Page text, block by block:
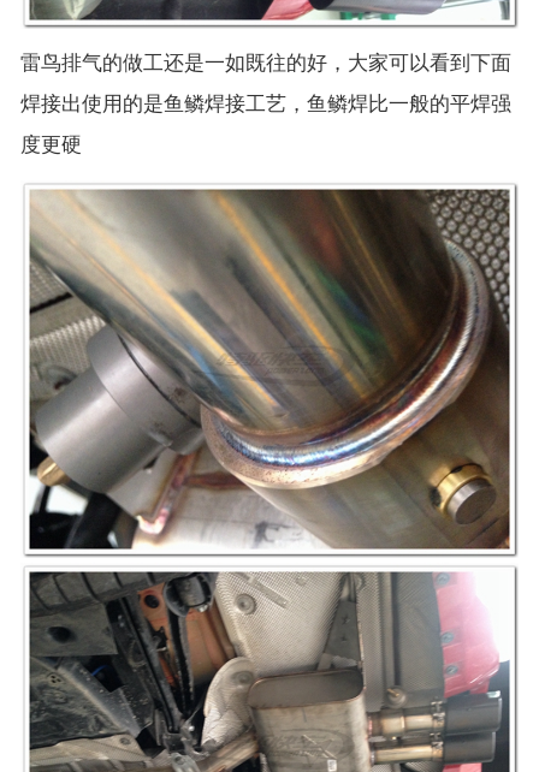
雷鸟排气的做工还是一如既往的好，大家可以看到下面
焊接出使用的是鱼鳞焊接工艺，鱼鳞焊比一般的平焊强
度更硬